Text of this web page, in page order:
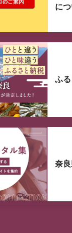
に
ふ
奈